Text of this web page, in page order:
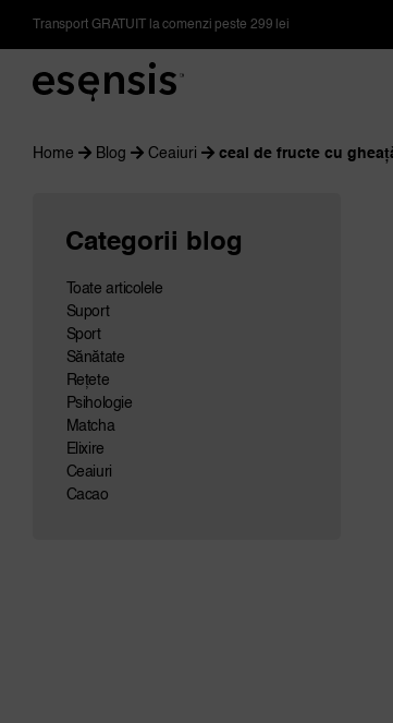
Transport GRATUIT la comenzi peste 299 lei
Home Blog Ceaiuri ceai de fructe cu
Categorii blog
Toate articolele
Suport
Sport
Sănătate
Rețete
Psihologie
Matcha
Elixire
Ceaiuri
Cacao